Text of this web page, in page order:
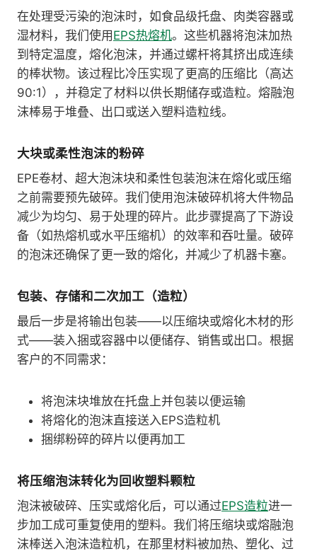
在处理受污染的泡沫时，如食品级托盘、肉类容器或
湿材料，我们使用 EPS热熔机。这些机器将泡沫加热
到特定温度，熔化泡沫，并通过螺杆将其挤出成连续
的棒状物。该过程比冷压实现了更高的压缩比（高达
90:1），并稳定了材料以供长期储存或造粒。熔融泡
沫棒易于堆叠、出口或送入塑料造粒线。
大块或柔性泡沫的粉碎
EPE卷材、超大泡沫块和柔性包装泡沫在熔化或压缩
之前需要预先破碎。我们使用泡沫破碎机将大件物品
减少为均匀、易于处理的碎片。此步骤提高了下游设
备（如热熔机或水平压缩机）的效率和吞吐量。破碎
的泡沫还确保了更一致的熔化，并减少了机器卡塞。
包装、存储和二次加工（造粒）
最后一步是将输出包装——以压缩块或熔化木材的形
式——装入捆或容器中以便储存、销售或出口。根据
客户的不同需求：
将泡沫块堆放在托盘上并包装以便运输
将熔化的泡沫直接送入EPS造粒机
捆绑粉碎的碎片以便再加工
将压缩泡沫转化为回收塑料颗粒
泡沫被破碎、压实或熔化后，可以通过EPS造粒进一
步加工成可重复使用的塑料。我们将压缩块或熔融泡
沫棒送入泡沫造粒机，在那里材料被加热、塑化、过